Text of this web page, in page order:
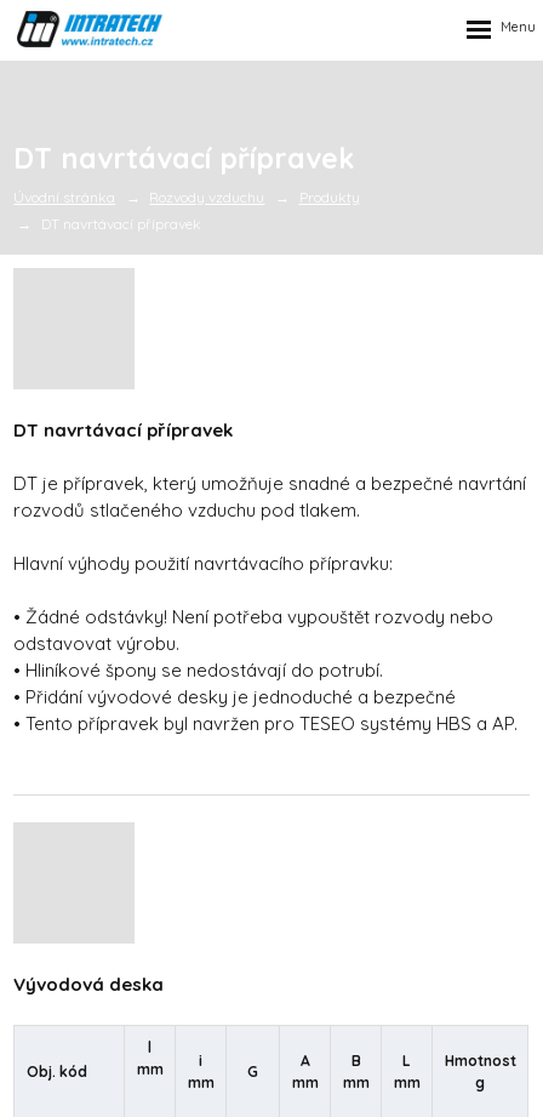
DT navrtávací přípravek
Úvodní stránka Rozvody vzduchu
Produkty
DT navrtávací přípravek
DT navrtávací přípravek
DT je přípravek, který umožňuje snadné a bezpečné navrtání
rozvodů stlačeného vzduchu pod tlakem.
Hlavní výhody použití navrtávacího přípravku:
• Žádné odstávky! Není potřeba vypouštět rozvody nebo
odstavovat výrobu.
• Hliníkové špony se nedostávají do potrubí.
• Přidání vývodové desky je jednoduché a bezpečné
• Tento přípravek byl navržen pro TESEO systémy HBS a AP.
Vývodová deska
Obj. kód
l
mm
i
mm
G
A
mm
B
mm
L
mm
Hmotnost
g